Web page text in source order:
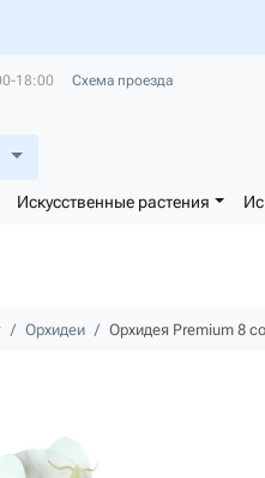
18:00 Схема проезда
Искусственные растения
Орхидеи Орхидея Premium 8